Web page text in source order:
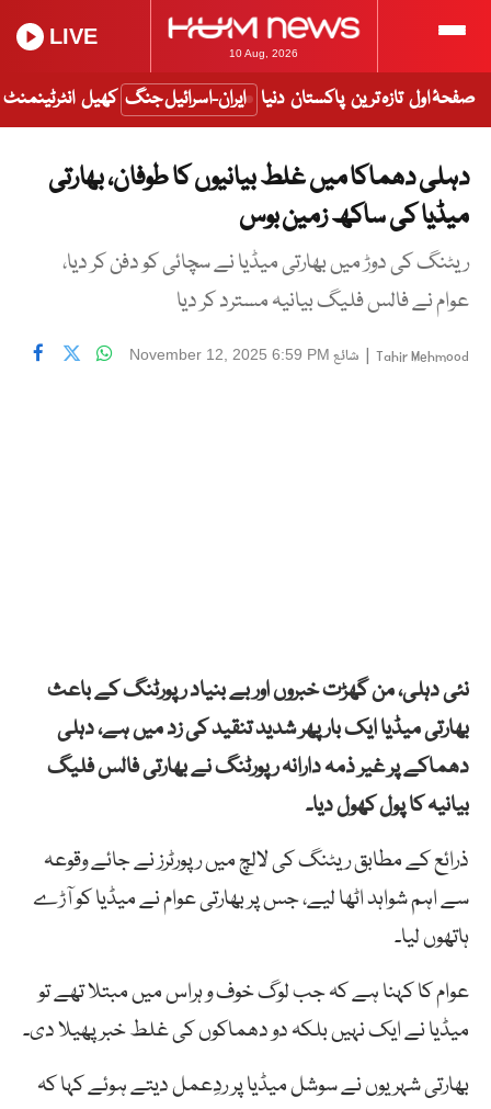
10 Aug, 2026
LIVE
صفحۂ اول تازہ ترین پاکستان دنیا ایران-اسرائیل جنگ کھیل انٹرٹینمنٹ
دہلی دھماکا میں غلط بیانیوں کا طوفان، بھارتی
میڈیا کی ساکھ زمین بوس
ریٹنگ کی دوڑ میں بھارتی میڈیا نے سچائی کو دفن کر دیا،
عوام نے فالس فلیگ بیانیہ مسترد کر دیا
Tahir Mehmood
| شائع November 12, 2025 6:59 PM
نئی دہلی، من گھڑت خبروں اور بے بنیاد رپورٹنگ کے باعث
بھارتی میڈیا ایک بار پھر شدید تنقید کی زد میں ہے، دہلی
دھماکے پر غیر ذمہ دارانہ رپورٹنگ نے بھارتی فالس فلیگ
بیانیہ کا پول کھول دیا۔
ذرائع کے مطابق ریٹنگ کی لالچ میں رپورٹرز نے جائے وقوعہ
سے اہم شواہد اٹھا لیے، جس پر بھارتی عوام نے میڈیا کو آڑے
ہاتھوں لیا۔
عوام کا کہنا ہے کہ جب لوگ خوف و ہراس میں مبتلا تھے تو
میڈیا نے ایک نہیں بلکہ دو دھماکوں کی غلط خبر پھیلا دی۔
بھارتی شہریوں نے سوشل میڈیا پر ردِعمل دیتے ہوئے کہا کہ